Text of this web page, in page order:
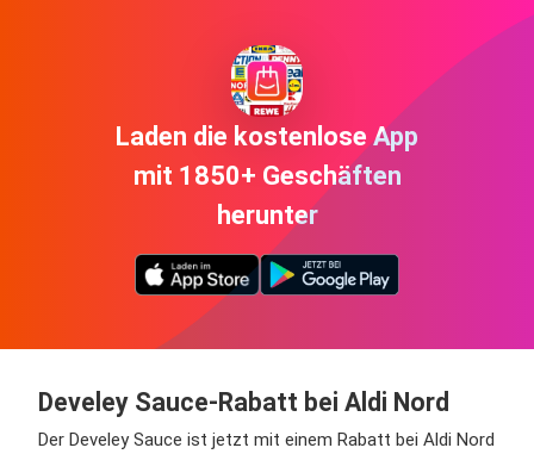
Laden die kostenlose App
mit 1850+ Geschäften
herunter
Develey Sauce-Rabatt bei Aldi Nord
Der Develey Sauce ist jetzt mit einem Rabatt bei Aldi Nord